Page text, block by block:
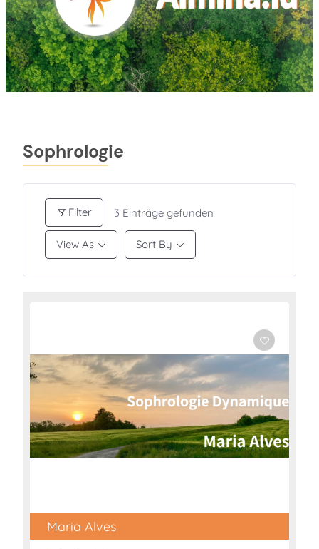
Sophrologie
Filter 3 Einträge gefunden
View As Sort By
Maria Alves